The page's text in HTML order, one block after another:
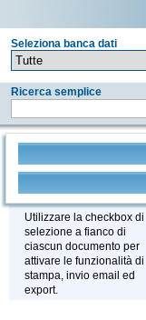
Seleziona banca dati
Ricerca semplice
Stampa - Email -
Utilizzare la checkbox di
selezione a fianco di
ciascun documento per
attivare le funzionalità di
stampa, invio email ed
export.